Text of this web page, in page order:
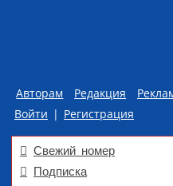
Авторам Редакция
Войти | Регистрация
Свежий номер
Подписка